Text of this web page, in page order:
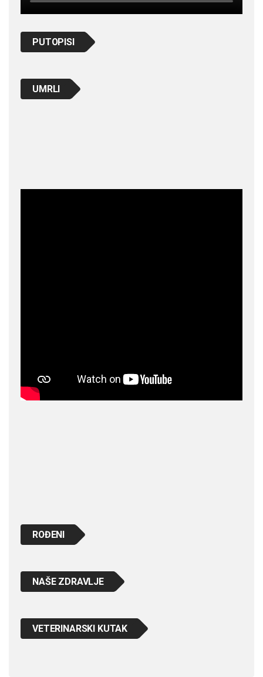
PUTOPISI
UMRLI
ROĐENI
NAŠE ZDRAVLJE
VETERINARSKI KUTAK